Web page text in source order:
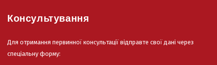
Консультування
Для отримання первинної консультації відправте свої дані через
спеціальну форму: